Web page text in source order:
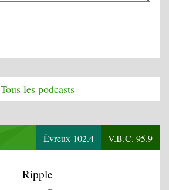
Tous les podcasts
Évreux 102.4 V.B.C. 95.9
Ripple